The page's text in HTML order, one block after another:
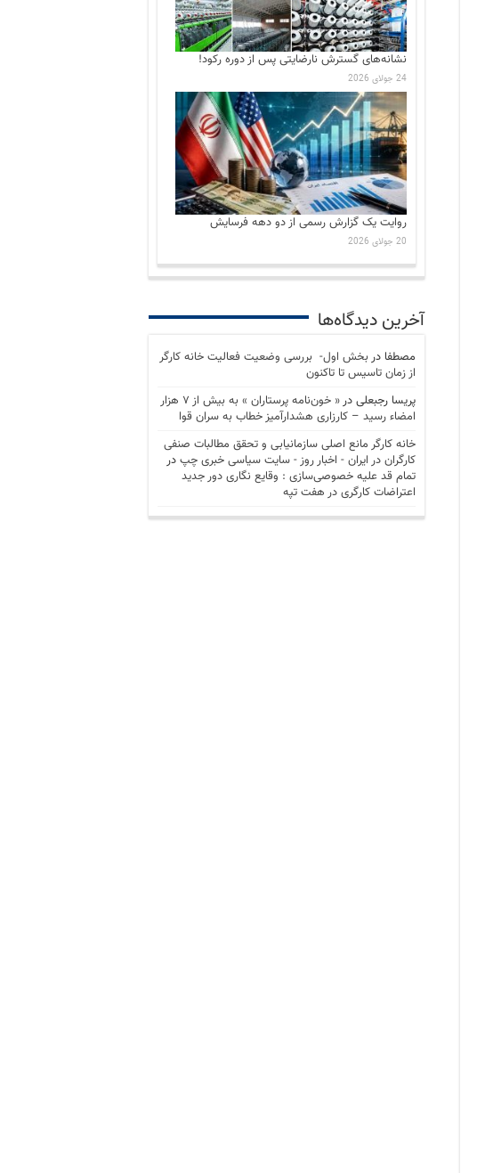
نشانه‌های گسترش نارضایتی‌ پس از دوره رکود!
24 جولای 2026
روایت یک گزارش رسمی از دو دهه فرسایش
20 جولای 2026
آخرین دیدگاه‌ها
مصطفا در بخش اول- بررسی وضعیت فعالیت خانه کارگر
از زمان تاسیس تا تاکنون
پریسا رجبعلی در
« خون‌نامه پرستاران » به بیش از ۷ هزار
امضاء رسید – کارزاری هشدارآمیز خطاب به سران قوا
خانه کارگر مانع اصلی سازمانیابی و تحقق مطالبات صنفی
کارگران در ایران - اخبار روز - سايت سياسی خبری چپ در
تمام قد علیه خصوصی‌سازی : وقایع نگاری دور جدید
اعتراضات کارگری در هفت تپه